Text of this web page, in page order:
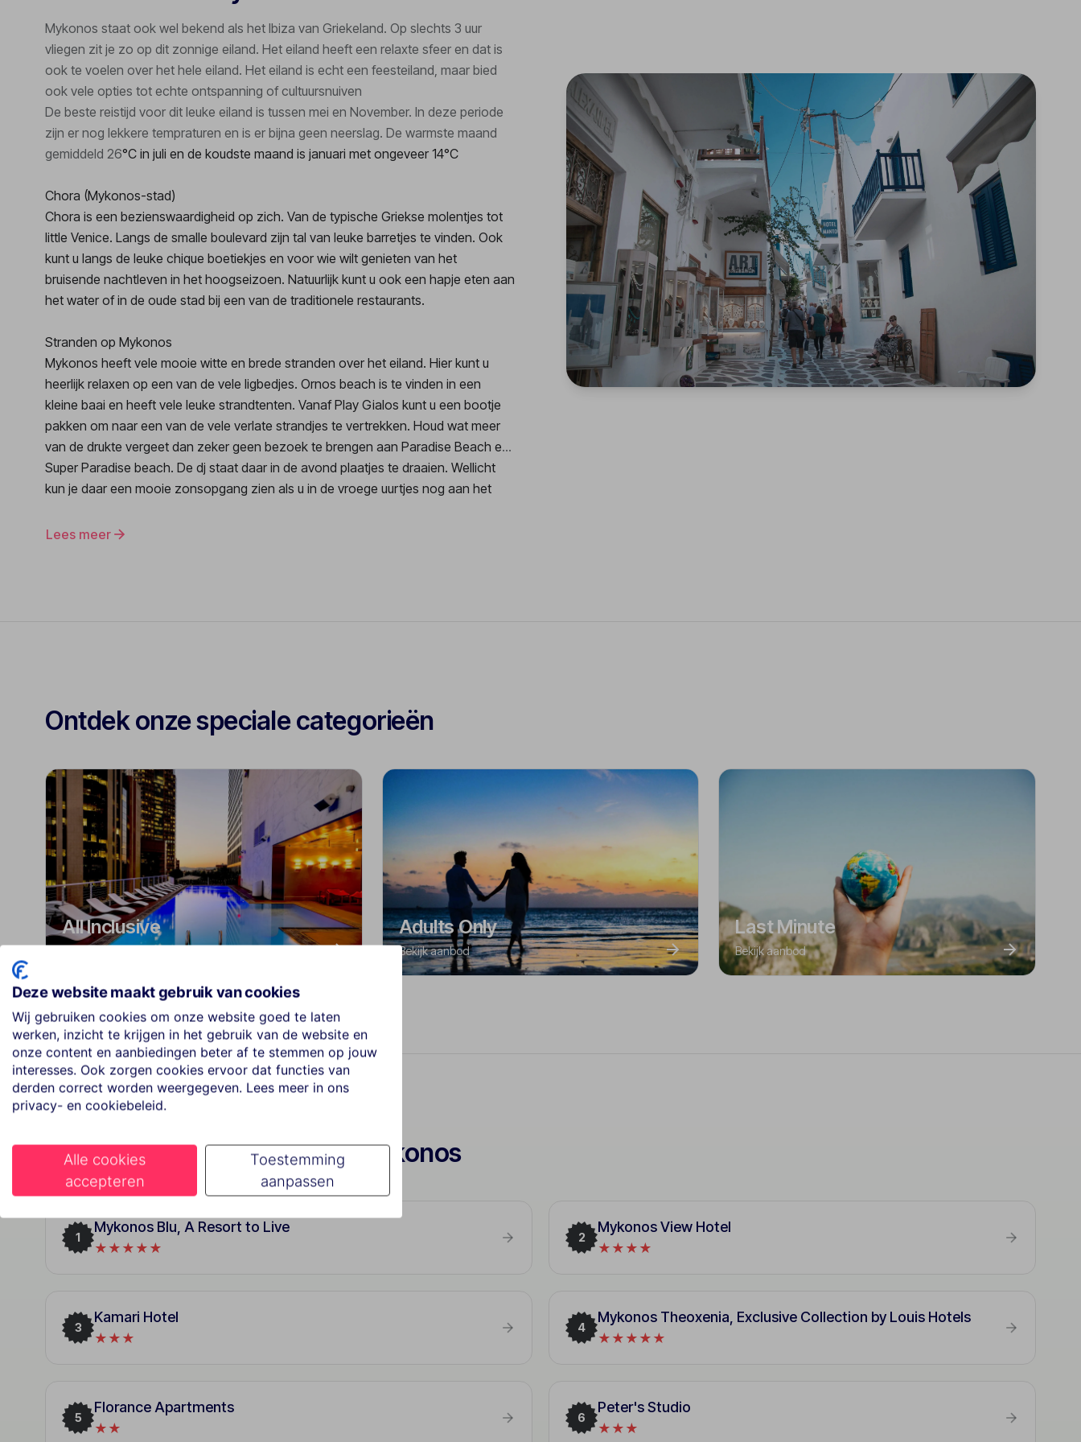
Mykonos staat ook wel bekend als het Ibiza van Griekeland. Op slechts 3 uur
vliegen zit je zo op dit zonnige eiland. Het eiland heeft een relaxte sfeer en dat is
ook te voelen over het hele eiland. Het eiland is echt een feesteiland, maar bied
ook vele opties tot echte ontspanning of cultuursnuiven
De beste reistijd voor dit leuke eiland is tussen mei en November. In deze periode
zijn er nog lekkere tempraturen en is er bijna geen neerslag. De warmste maand
gemiddeld 26°C in juli en de koudste maand is januari met ongeveer 14°C
Chora (Mykonos-stad)
Chora is een bezienswaardigheid op zich. Van de typische Griekse molentjes tot
little Venice. Langs de smalle boulevard zijn tal van leuke barretjes te vinden. Ook
kunt u langs de leuke chique boetiekjes en voor wie wilt genieten van het
bruisende nachtleven in het hoogseizoen. Natuurlijk kunt u ook een hapje eten aan
het water of in de oude stad bij een van de traditionele restaurants.
Stranden op Mykonos
Mykonos heeft vele mooie witte en brede stranden over het eiland. Hier kunt u
heerlijk relaxen op een van de vele ligbedjes. Ornos beach is te vinden in een
kleine baai en heeft vele leuke strandtenten. Vanaf Play Gialos kunt u een bootje
pakken om naar een van de vele verlate strandjes te vertrekken. Houd wat meer
van de drukte vergeet dan zeker geen bezoek te brengen aan Paradise Beach en
Super Paradise beach. De dj staat daar in de avond plaatjes te draaien. Wellicht
kun je daar een mooie zonsopgang zien als u in de vroege uurtjes nog aan het
Lees meer
Ontdek onze speciale categorieën
All Inclusive Adults Only
Bekijk aanbod
Last Minute
Bekijk aanbod
Best geboekte vakanties in Mykonos
1
Mykonos Blu, A Resort to Live
★★★★★
2
Mykonos View Hotel
★★★★
3
Kamari Hotel
★★★
4
Mykonos Theoxenia, Exclusive Collection by Louis Hotels
★★★★★
5
Florance Apartments
★★
6
Peter's Studio
★★★
Deze website maakt gebruik van cookies
Wij gebruiken cookies om onze website goed te laten
werken, inzicht te krijgen in het gebruik van de website en
onze content en aanbiedingen beter af te stemmen op jouw
interesses. Ook zorgen cookies ervoor dat functies van
derden correct worden weergegeven. Lees meer in ons
privacy- en cookiebeleid.
Alle cookies
accepteren
Toestemming
aanpassen